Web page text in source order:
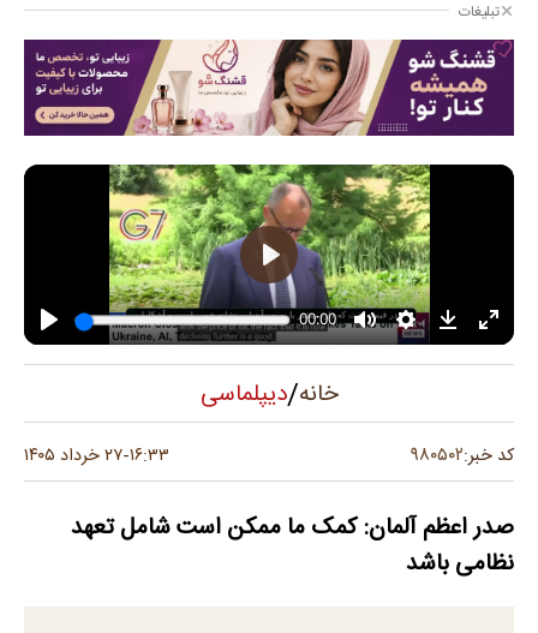
تبلیغات
خانه/دیپلماسی
کد خبر:۹۸۰۵۰۲ ۱۶:۳۳-۲۷ خرداد ۱۴۰۵
صدر اعظم آلمان: کمک ما ممکن است شامل تعهد
نظامی باشد